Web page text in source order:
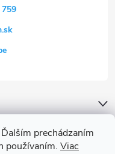
prechádzaním
používaním. Viac